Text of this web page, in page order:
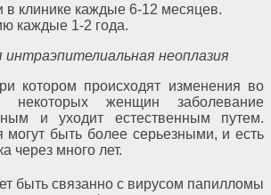
в клинике каждые 6-12 месяцев.
каждые 1-2 года.
интраэпителиальная неоплазия
котором происходят изменения во
некоторых женщин заболевание
и уходит естественным путем.
могут быть более серьезными, и есть
через много лет.
быть связанно с вирусом папилломы